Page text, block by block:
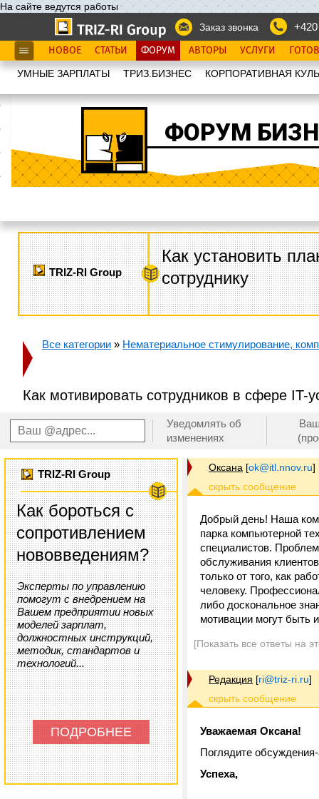
На сайте ведутся работы
Заказ звонка
НОВОЕ СТАТЬИ ФОРУМ АВТОРЫ УСЛУГИ
УМНЫЕ ЗАРПЛАТЫ ТРИЗ.БИЗНЕС КОРПОРАТИВНАЯ
ФОРУМ
TRIZ-RI Group
Как установить
сотруднику
Все категории » Нематериальное стимулирование,
Как мотивировать сотрудников в сфере IT-
Уведомлять об
изменениях
TRIZ-RI Group
Как бороться с
сопротивлением
нововведениям?
Эксперты по управлению
помогут с внедрением на
Вашем предприятии новых
моделей зарплат,
должностных инструкций,
методик, стандартов и
технологий...
ПОДРОБНЕЕ
Оксана [ok@itl.nnov.ru]
Добрый день! Наша
парка компьютерной
специалистов.
обслуживания
только от того, как
человеку.
либо доскональное
мотивации могут быть
[Показать все ответы на
Редакция [ri@triz-ri.ru]
Уважаемая Оксана!
Поглядите
Успеха,